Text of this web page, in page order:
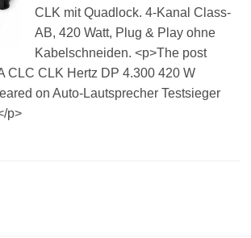
CLK mit Quadlock. 4-Kanal Class-
AB, 420 Watt, Plug & Play ohne
Kabelschneiden. <p>The post
CLC CLK Hertz DP 4.300 420 W
on Auto-Lautsprecher Testsieger
p>